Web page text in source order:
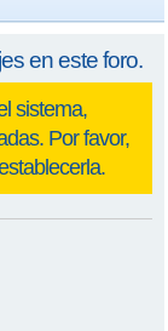
en este foro.